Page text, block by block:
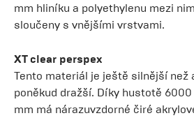
mm hliníku a polyethylenu mezi
sloučeny s vnějšími vrstvami.
XT clear perspex
Tento materiál je ještě silnější než
poněkud dražší. Díky hustotě
mm má nárazuvzdorné čiré